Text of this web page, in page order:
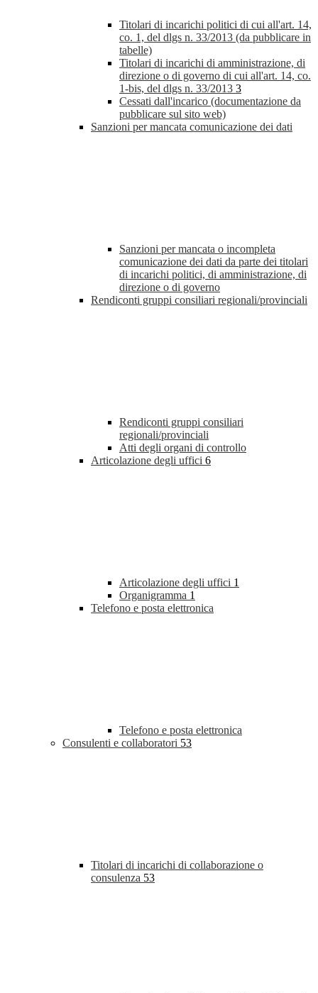
Titolari di incarichi politici di cui all'art. 14,
co. 1, del dlgs n. 33/2013 (da pubblicare in
tabelle)
Titolari di incarichi di amministrazione, di
direzione o di governo di cui all'art. 14, co.
1-bis, del dlgs n. 33/2013 3
Cessati dall'incarico (documentazione da
pubblicare sul sito web)
Sanzioni per mancata comunicazione dei dati
Sanzioni per mancata o incompleta
comunicazione dei dati da parte dei titolari
di incarichi politici, di amministrazione, di
direzione o di governo
Rendiconti gruppi consiliari regionali/provinciali
Rendiconti gruppi consiliari
regionali/provinciali
Atti degli organi di controllo
Articolazione degli uffici 6
Articolazione degli uffici 1
Organigramma 1
Telefono e posta elettronica
Telefono e posta elettronica
Consulenti e collaboratori 53
Titolari di incarichi di collaborazione o
consulenza 53